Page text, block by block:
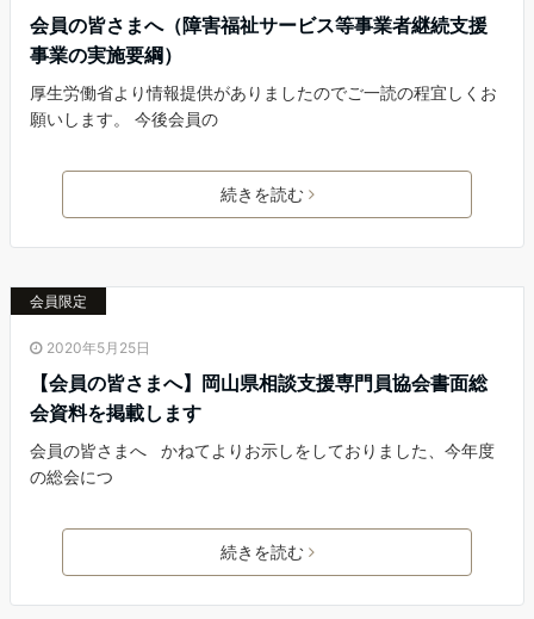
会員の皆さまへ（障害福祉サービス等事業者継続支援
事業の実施要綱）
厚生労働省より情報提供がありましたのでご一読の程宜しくお
願いします。 今後会員の
続きを読む
会員限定
2020年5月25日
【会員の皆さまへ】岡山県相談支援専門員協会書面総
会資料を掲載します
会員の皆さまへ かねてよりお示しをしておりました、今年度
の総会につ
続きを読む